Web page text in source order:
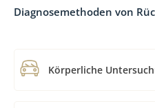
Diagnosemethoden von
Körperliche